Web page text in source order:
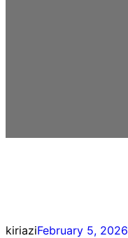
kiriaziFebruary 5, 2026